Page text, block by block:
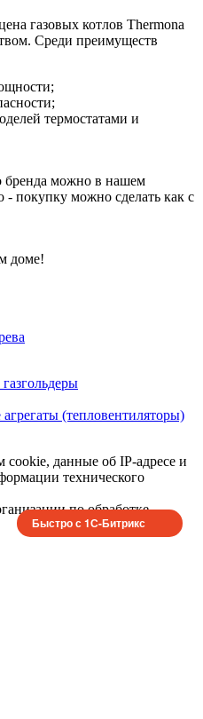
газовых котлов Thermona
Среди преимуществ
термостатами и
бренда можно в нашем
- покупку можно сделать как с
доме!
(тепловентиляторы)
данные об IP-адресе и
технического
по обработке
Быстро с 1С-Битрикс